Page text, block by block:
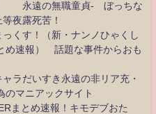
！ 永遠の無職童貞- ぼっちな
夜露死苦！
くす！（新・ナンノひゃくし
め速報） 話題な事件からおも
ラだいすき永遠の非リア充・
のマニアックサイト
まとめ速報！キモデブおた